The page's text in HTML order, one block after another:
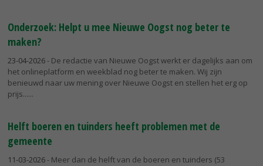
Onderzoek: Helpt u mee Nieuwe Oogst nog beter te
maken?
23-04-2026- De redactie van Nieuwe Oogst werkt er dagelijks aan om
het onlineplatform en weekblad nog beter te maken. Wij zijn
benieuwd naar uw mening over Nieuwe Oogst en stellen het erg op
prijs...
Helft boeren en tuinders heeft problemen met de
gemeente
11-03-2026- Meer dan de helft van de boeren en tuinders (53